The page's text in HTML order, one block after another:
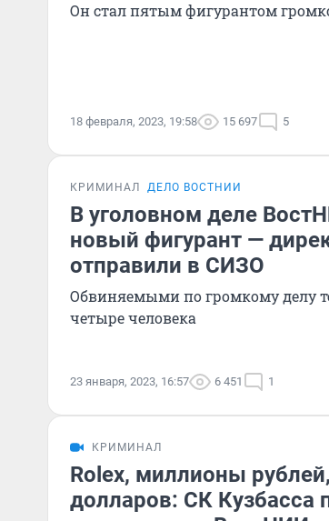
Он стал пятым фигурантом
18 февраля, 2023, 19:58 15 697 5
КРИМИНАЛ ДЕЛО ВОСТНИИ
В уголовном деле
новый фигурант —
отправили в СИЗО
Обвиняемыми по громкому делу
четыре человека
23 января, 2023, 16:57 6 451 1
КРИМИНАЛ
Rolex, миллионы
долларов: СК Кузбасса